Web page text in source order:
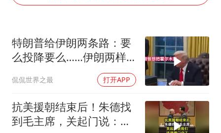
商场现钱学森巨幅海报 负责人回应
全民健身事业高质量发展
WTT瑞典大满贯女单签表出炉
36岁男演员成景区NPC后人气爆棚
乐享全民健身 共筑健康中国
特朗普给伊朗两条路：要
么投降要么……伊朗两样
都不选，美军无人机又被
打下来了
侃侃世界之最 打开APP
抗美援朝结束后！朱德找
到毛主席，关起门说：我